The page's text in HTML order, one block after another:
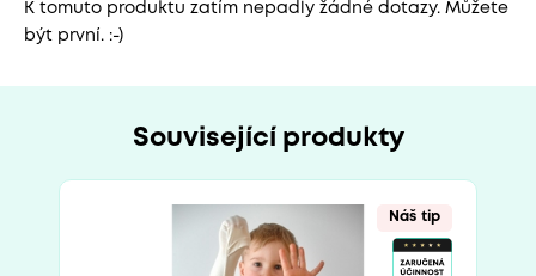
K tomuto produktu zatím nepadly žádné dotazy. Můžete
být první. :-)
Související produkty
Náš tip